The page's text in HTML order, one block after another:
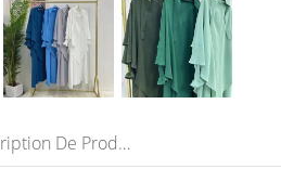
Description De Produit